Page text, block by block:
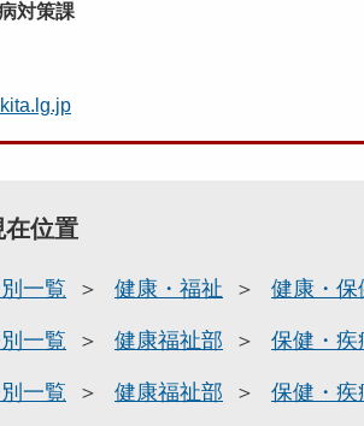
対策課
在位置
一覧 健康・福祉 健康・保
一覧 健康福祉部 保健・疾
一覧 健康福祉部 保健・疾